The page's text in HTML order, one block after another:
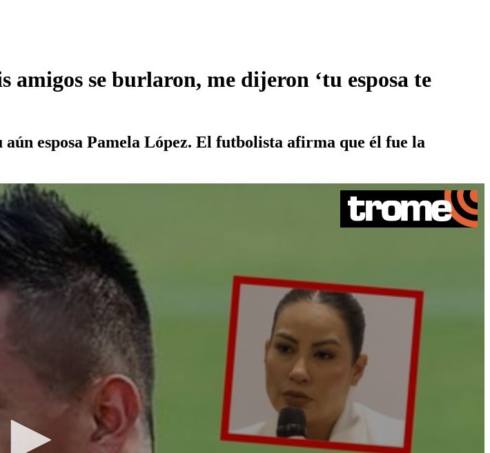
se burlaron, me dijeron ‘tu esposa te
esposa Pamela López. El futbolista afirma que él fue la